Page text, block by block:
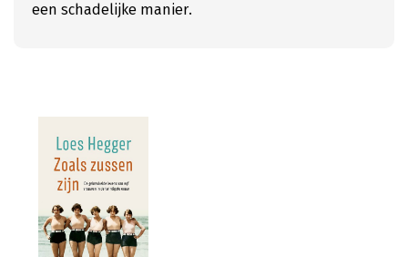
een schadelijke manier.